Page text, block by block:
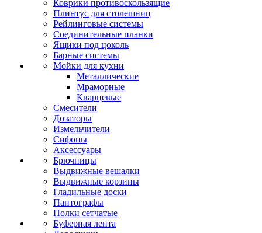
Коврики противоскользящие
Плинтус для столешниц
Рейлинговые системы
Соединительные планки
Ящики под цоколь
Барные системы
Мойки для кухни
Металлические
Мраморные
Кварцевые
Смесители
Дозаторы
Измельчители
Сифоны
Аксессуары
Брючницы
Выдвижные вешалки
Выдвижные корзины
Гладильные доски
Пантографы
Полки сетчатые
Буферная лента